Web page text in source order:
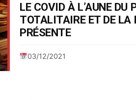
LE COVID À L’AUNE DU
TOTALITAIRE ET DE LA
PRÉSENTE
03/12/2021